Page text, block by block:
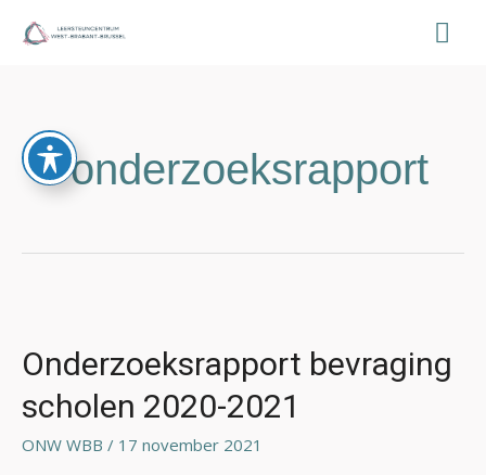
naar
onderzoeksrapport
Onderzoeksrapport bevraging
scholen 2020-2021
ONW WBB / 17 november 2021
scholen
2020-
2021